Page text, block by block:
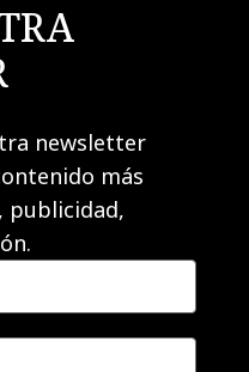
newsletter
más
publicidad,